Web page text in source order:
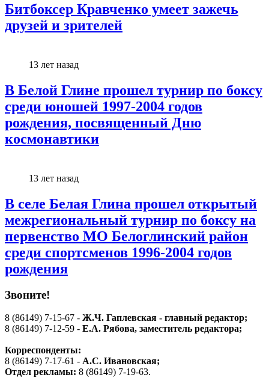
Битбоксер Кравченко умеет зажечь
друзей и зрителей
13 лет назад
В Белой Глине прошел турнир по боксу
среди юношей 1997-2004 годов
рождения, посвященный Дню
космонавтики
13 лет назад
В селе Белая Глина прошел открытый
межрегиональный турнир по боксу на
первенство МО Белоглинский район
среди спортсменов 1996-2004 годов
рождения
Звоните!
8 (86149) 7-15-67 - Ж.Ч. Гаплевская - главный редактор;
8 (86149) 7-12-59 - Е.А. Рябова, заместитель редактора;
Корреспонденты:
8 (86149) 7-17-61 - А.С. Ивановская;
Отдел рекламы: 8 (86149) 7-19-63.